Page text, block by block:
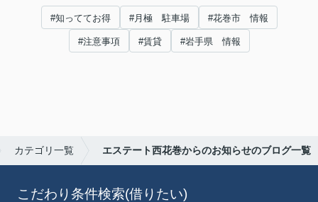
#知っててお得 #月極 駐車場 #花巻市 情報
#注意事項 #賃貸 #岩手県 情報
カテゴリ一覧 エステート西花巻からのお知らせのブログ一覧
こだわり条件検索(借りたい)